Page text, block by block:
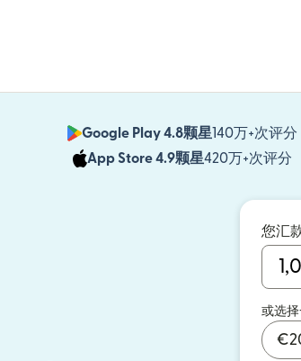
Google Play 4.8颗星140万+次评分
App Store 4.9颗星420万+次评分
您汇
或选
€